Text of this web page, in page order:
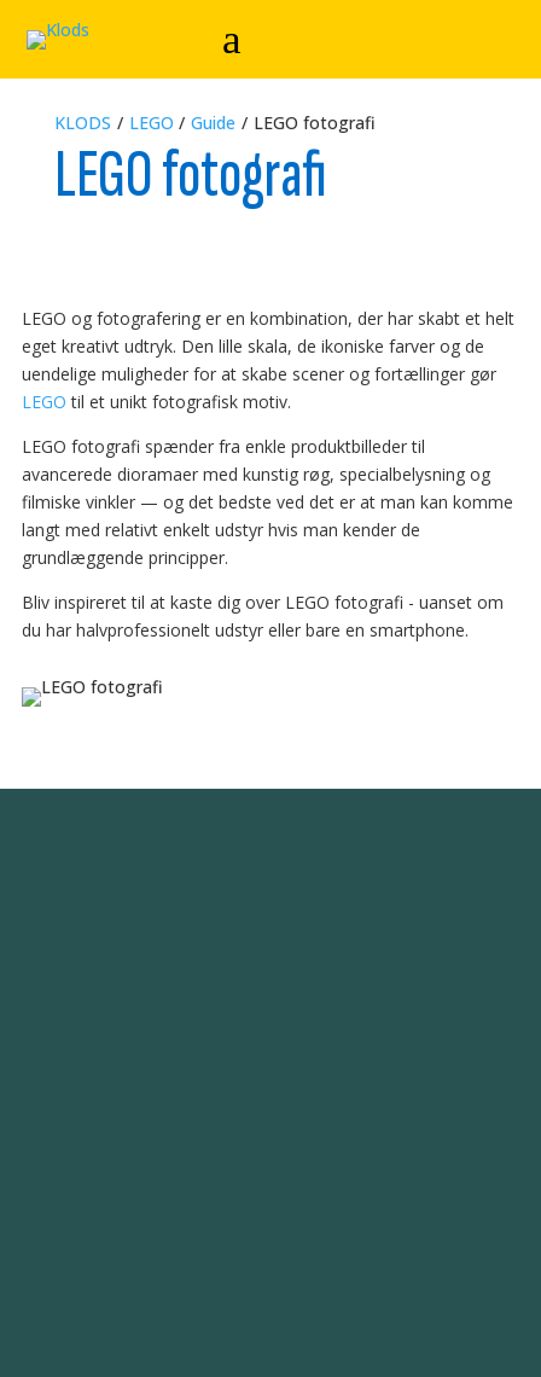
KLODS / LEGO / Guide / LEGO fotografi
LEGO fotografi
LEGO og fotografering er en kombination, der har skabt et helt
eget kreativt udtryk. Den lille skala, de ikoniske farver og de
uendelige muligheder for at skabe scener og fortællinger gør
LEGO til et unikt fotografisk motiv.
LEGO fotografi spænder fra enkle produktbilleder til
avancerede dioramaer med kunstig røg, specialbelysning og
filmiske vinkler — og det bedste ved det er at man kan komme
langt med relativt enkelt udstyr hvis man kender de
grundlæggende principper.
Bliv inspireret til at kaste dig over LEGO fotografi - uanset om
du har halvprofessionelt udstyr eller bare en smartphone.